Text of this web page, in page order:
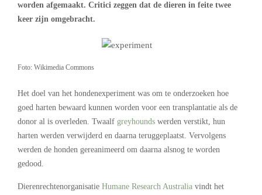
worden afgemaakt. Critici zeggen dat de dieren in feite twee
keer zijn omgebracht.
Foto: Wikimedia Commons
Het doel van het hondenexperiment was om te onderzoeken hoe
goed harten bewaard kunnen worden voor een transplantatie als de
donor al is overleden. Twaalf greyhounds werden verstikt, hun
harten werden verwijderd en daarna teruggeplaatst. Vervolgens
werden de honden gereanimeerd om daarna alsnog te worden
gedood.
Dierenrechtenorganisatie Humane Research Australia vindt het